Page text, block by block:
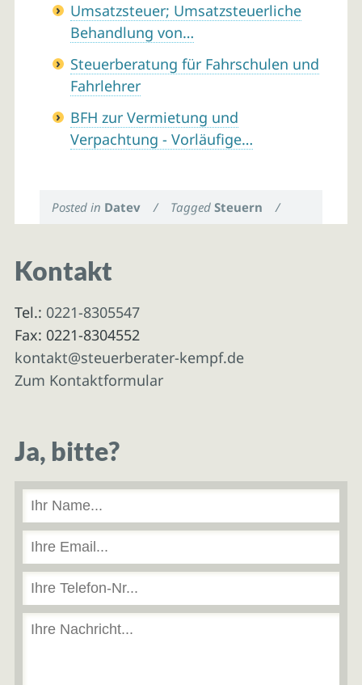
Umsatzsteuer; Umsatzsteuerliche
Behandlung von…
Steuerberatung für Fahrschulen und
Fahrlehrer
BFH zur Vermietung und
Verpachtung - Vorläufige…
Posted in Datev / TaggedSteuern /
Kontakt
Tel.: 0221-8305547
Fax: 0221-8304552
kontakt@steuerberater-kempf.de
Zum Kontaktformular
Ja, bitte?